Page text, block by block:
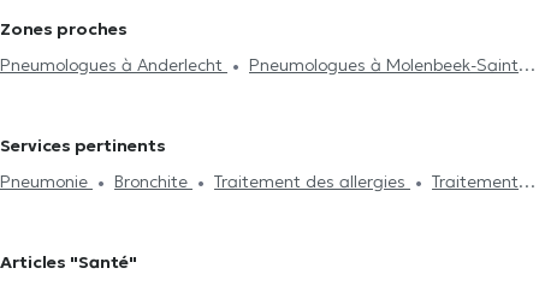
Zones proches
Pneumologues à Anderlecht
Pneumologues à Molenbeek-Saint-
Services pertinents
Pneumonie
Bronchite Traitement des allergies
Traitement
Articles "Santé"